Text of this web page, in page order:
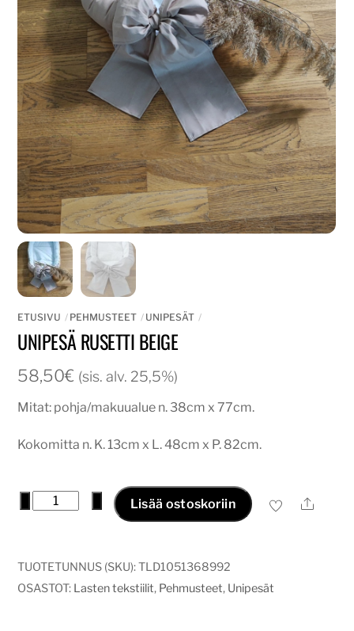
ETUSIVU PEHMUSTEET UNIPESÄT
UNIPESÄ RUSETTI BEIGE
58,50€ (sis. alv. 25,5%)
Mitat: pohja/makuualue n. 38cm x 77cm.
Kokomitta n. K. 13cm x L. 48cm x P. 82cm.
Unipesä
määrä
Lisää ostoskoriin Ale
TUOTETUNNUS (SKU):TLD1051368992
OSASTOT: Lasten tekstiilit, Pehmusteet, Unipesät